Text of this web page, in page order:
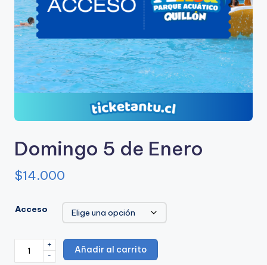
u
e
A
c
a
ti
c
o
n
t
u
Domingo 5 de Enero
$14.000
Acceso
Domingo
-
+
Añadir al carrito